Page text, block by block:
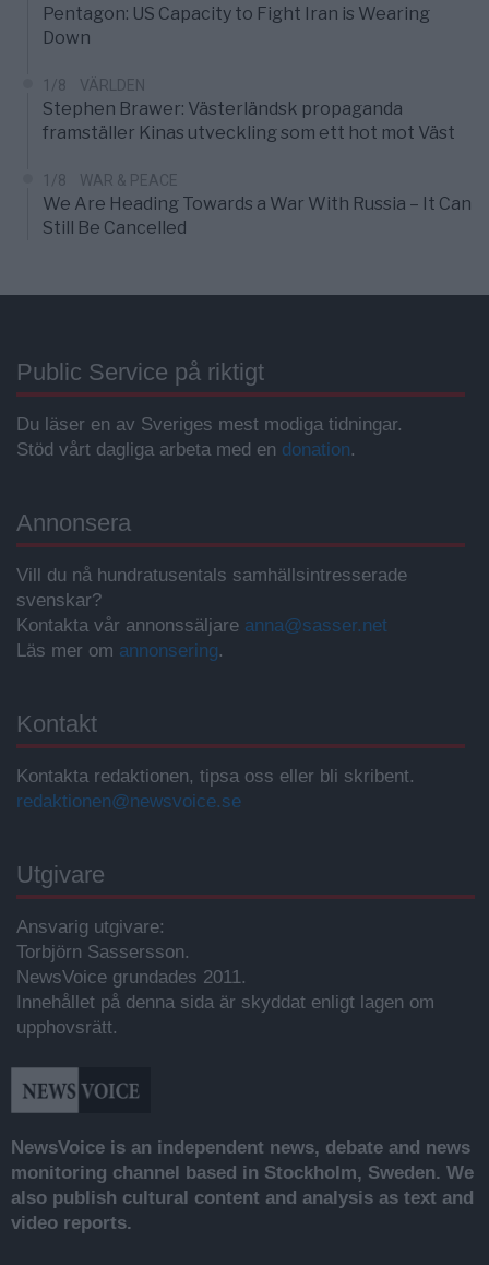
Pentagon: US Capacity to Fight Iran is Wearing
Down
1/8 VÄRLDEN
Stephen Brawer: Västerländsk propaganda
framställer Kinas utveckling som ett hot mot Väst
1/8 WAR & PEACE
We Are Heading Towards a War With Russia – It Can
Still Be Cancelled
Public Service på riktigt
Du läser en av Sveriges mest modiga tidningar.
Stöd vårt dagliga arbeta med en donation.
Annonsera
Vill du nå hundratusentals samhällsintresserade
svenskar?
Kontakta vår annonssäljare anna@sasser.net
Läs mer om annonsering.
Kontakt
Kontakta redaktionen, tipsa oss eller bli skribent.
redaktionen@newsvoice.se
Utgivare
Ansvarig utgivare:
Torbjörn Sassersson.
NewsVoice grundades 2011.
Innehållet på denna sida är skyddat enligt lagen om
upphovsrätt.
NewsVoice is an independent news, debate and news
monitoring channel based in Stockholm, Sweden. We
also publish cultural content and analysis as text and
video reports.